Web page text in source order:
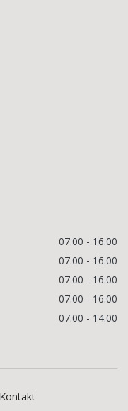
07.00 - 16.00
07.00 - 16.00
07.00 - 16.00
07.00 - 16.00
07.00 - 14.00
Kontakt